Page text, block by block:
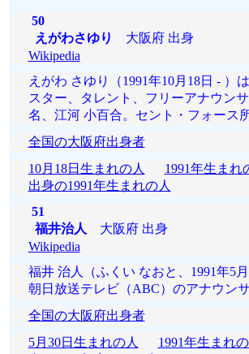
50
えがわさゆり
大阪府 出身
Wikipedia
えがわ さゆり（1991年10月18日 - ）
スター、タレント、フリーアナウン
名、江河 小百合。セント・フォース所
全国の大阪府出身者
10月18日生まれの人
1991年生まれ
出身の1991年生まれの人
51
福井治人 大阪府 出身
Wikipedia
福井 治人（ふくい なおと、1991年5月
朝日放送テレビ（ABC）のアナウンサ
全国の大阪府出身者
5月30日生まれの人
1991年生まれの